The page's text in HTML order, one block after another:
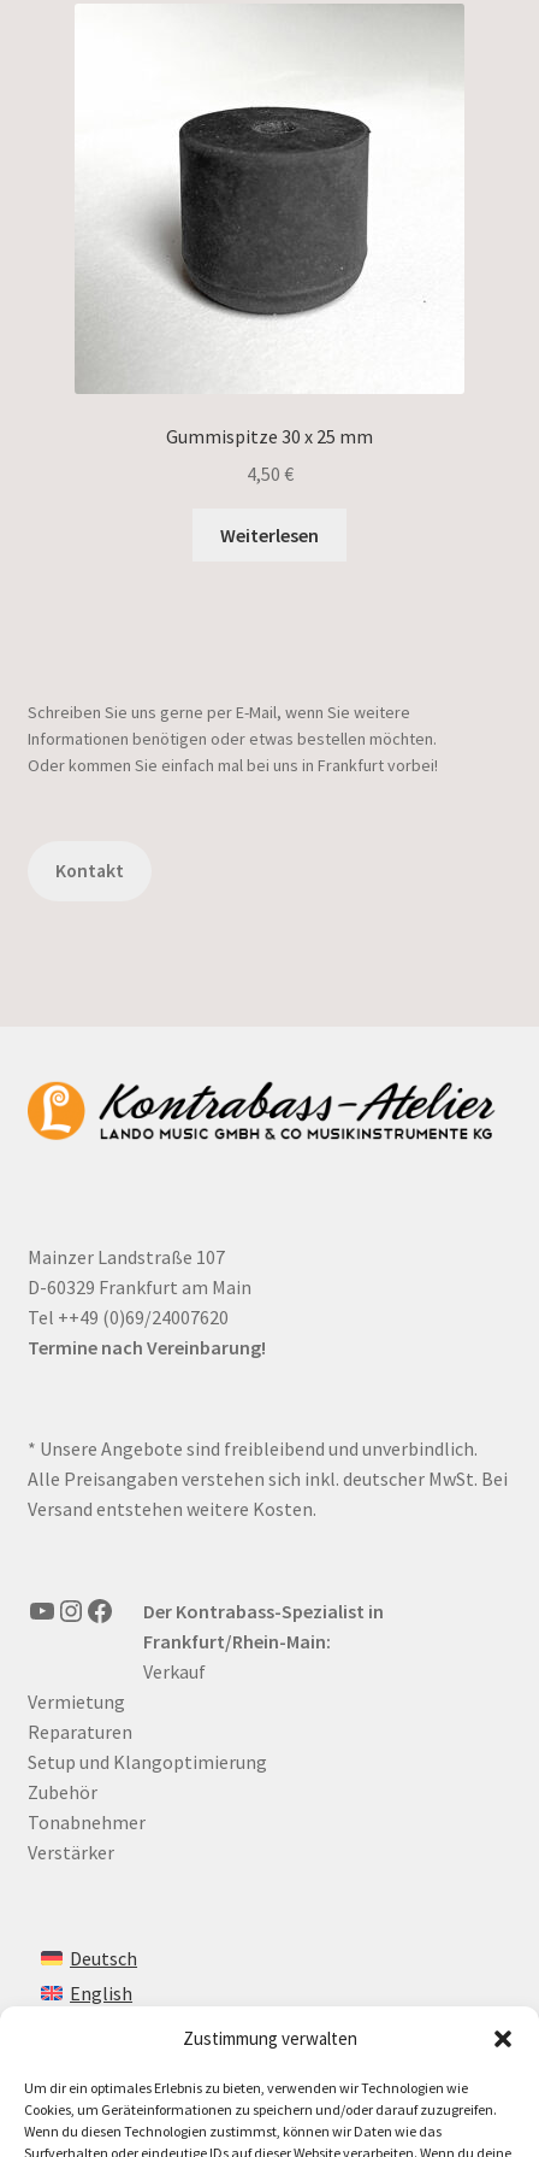
Zustimmung verwalten
Um dir ein optimales Erlebnis zu bieten, verwenden wir Technologien wie
Cookies, um Geräteinformationen zu speichern und/oder darauf zuzugreifen.
Wenn du diesen Technologien zustimmst, können wir Daten wie das
Surfverhalten oder eindeutige IDs auf dieser Website verarbeiten. Wenn du deine
Gummispitze 30 x 25 mm
4,50 €
Weiterlesen
Schreiben Sie uns gerne per E-Mail, wenn Sie weitere
Informationen benötigen oder etwas bestellen möchten.
Oder kommen Sie einfach mal bei uns in Frankfurt vorbei!
Kontakt
Mainzer Landstraße 107
D-60329 Frankfurt am Main
Tel ++49 (0)69/24007620
Termine nach Vereinbarung!
* Unsere Angebote sind freibleibend und unverbindlich.
Alle Preisangaben verstehen sich inkl. deutscher MwSt. Bei
Versand entstehen weitere Kosten.
YouTube
Instagram
FacebookDer Kontrabass-Spezialist in
Frankfurt/Rhein-Main:
Verkauf
Vermietung
Reparaturen
Setup und Klangoptimierung
Zubehör
Tonabnehmer
Verstärker
Deutsch
English
Kontakt
Impressum + AGB